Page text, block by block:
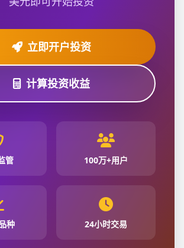
立即开户投资
计算投资收益
管 100万+用户
种 24小时交易